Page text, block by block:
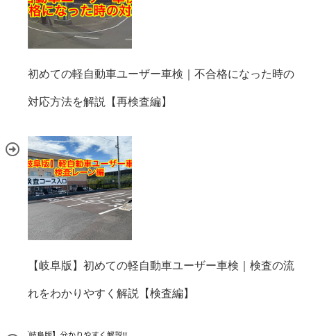
初めての軽自動車ユーザー車検｜不合格になった時の
対応方法を解説【再検査編】
【岐阜版】初めての軽自動車ユーザー車検｜検査の流
れをわかりやすく解説【検査編】